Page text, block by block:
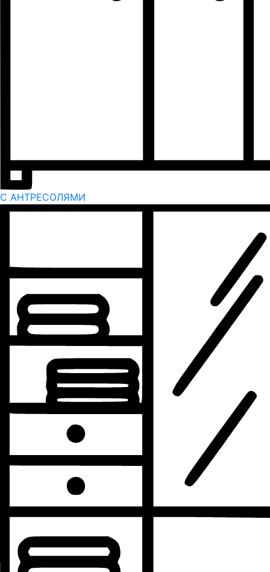
С АНТРЕСОЛЯМИ